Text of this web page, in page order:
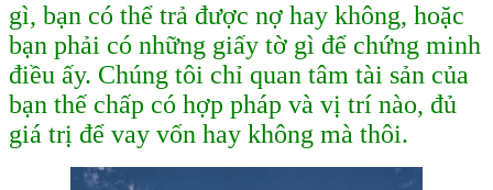
gì, bạn có thể trả được nợ hay không, hoặc
bạn phải có những giấy tờ gì để chứng minh
điều ấy. Chúng tôi chỉ quan tâm tài sản của
bạn thế chấp có hợp pháp và vị trí nào, đủ
giá trị để vay vốn hay không mà thôi.